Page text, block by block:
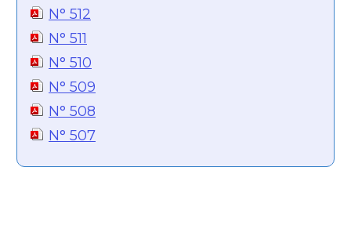
N° 512
N° 511
N° 510
N° 509
N° 508
N° 507